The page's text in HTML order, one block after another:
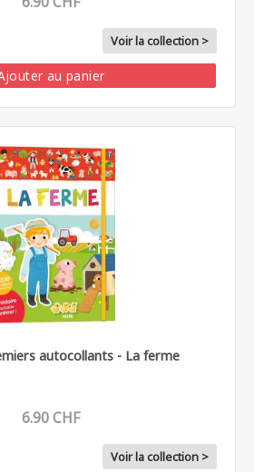
Voir la collection >
au panier
autocollants - La ferme
6.90 CHF
Voir la collection >